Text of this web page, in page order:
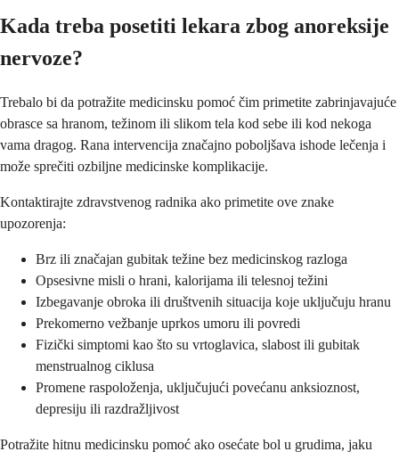
Kada treba posetiti lekara zbog anoreksije
nervoze?
Trebalo bi da potražite medicinsku pomoć čim primetite zabrinjavajuće
obrasce sa hranom, težinom ili slikom tela kod sebe ili kod nekoga
vama dragog. Rana intervencija značajno poboljšava ishode lečenja i
može sprečiti ozbiljne medicinske komplikacije.
Kontaktirajte zdravstvenog radnika ako primetite ove znake
upozorenja:
Brz ili značajan gubitak težine bez medicinskog razloga
Opsesivne misli o hrani, kalorijama ili telesnoj težini
Izbegavanje obroka ili društvenih situacija koje uključuju hranu
Prekomerno vežbanje uprkos umoru ili povredi
Fizički simptomi kao što su vrtoglavica, slabost ili gubitak
menstrualnog ciklusa
Promene raspoloženja, uključujući povećanu anksioznost,
depresiju ili razdražljivost
Potražite hitnu medicinsku pomoć ako osećate bol u grudima, jaku